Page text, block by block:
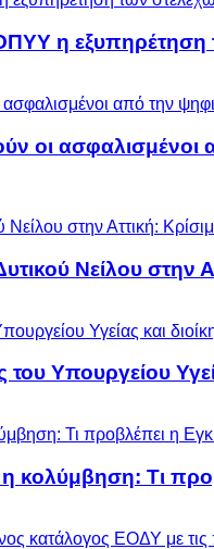
η
οι ασφαλισμένοι
Νείλου
του Υπουργείου
η κολύμβηση: Τι